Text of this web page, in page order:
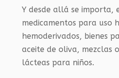
Y desde allá se importa,
medicamentos para uso
hemoderivados, bienes
aceite de oliva, mezclas
lácteas para niños.